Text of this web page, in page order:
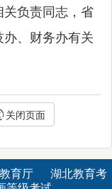
负责同志，省
、财务办有关
关闭页面
育厅
湖北教育考